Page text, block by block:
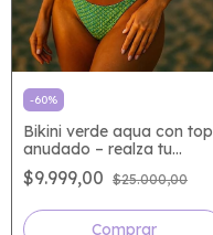
-60%
Bikini verde aqua con top
anudado – realza tu
bronceado y tu figura |
Orozcas Verano
$9.999,00 $25.000,00